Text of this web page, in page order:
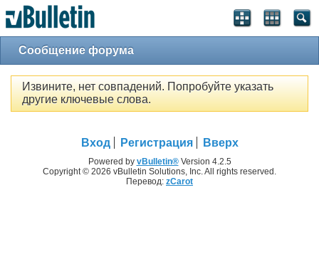
Сообщение форума
Извините, нет совпадений. Попробуйте указать
другие ключевые слова.
Вход Регистрация Вверх
Powered by vBulletin®Version 4.2.5
Copyright © 2026 vBulletin Solutions, Inc. All rights reserved.
Перевод: zCarot